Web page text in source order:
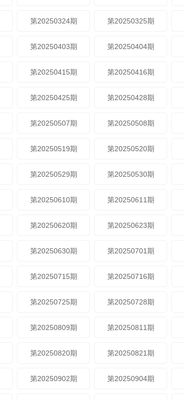
第20250324期 第20250325期
第20250403期 第20250404期
第20250415期 第20250416期
第20250425期 第20250428期
第20250507期 第20250508期
第20250519期 第20250520期
第20250529期 第20250530期
第20250610期 第20250611期
第20250620期 第20250623期
第20250630期 第20250701期
第20250715期 第20250716期
第20250725期 第20250728期
第20250809期 第20250811期
第20250820期 第20250821期
第20250902期 第20250904期